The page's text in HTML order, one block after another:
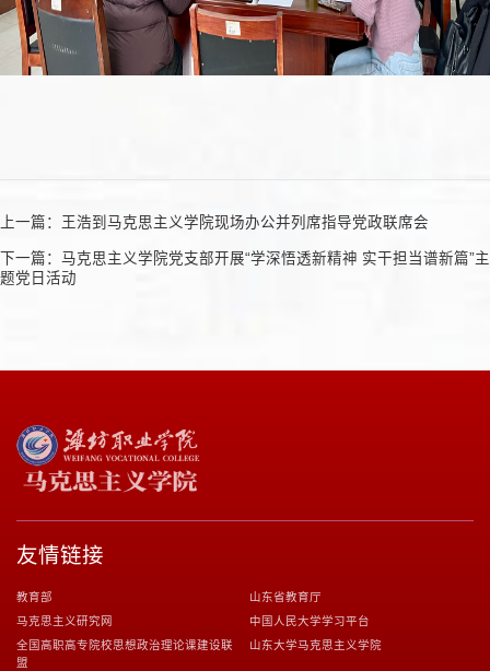
上一篇： 王浩到马克思主义学院现场办公并列席指导党政联席会
下一篇： 马克思主义学院党支部开展“学深悟透新精神 实干担当谱新篇”主
题党日活动
友情链接
教育部
山东省教育厅
马克思主义研究网
中国人民大学学习平台
全国高职高专院校思想政治理论课建设联
盟
山东大学马克思主义学院